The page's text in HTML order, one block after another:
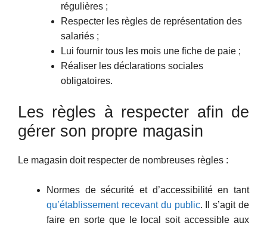
régulières ;
Respecter les règles de représentation des
salariés ;
Lui fournir tous les mois une fiche de paie ;
Réaliser les déclarations sociales
obligatoires.
Les règles à respecter afin de
gérer son propre magasin
Le magasin doit respecter de nombreuses règles :
Normes de sécurité et d’accessibilité en tant
qu’établissement recevant du public. Il s’agit de
faire en sorte que le local soit accessible aux